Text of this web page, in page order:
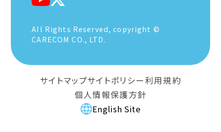
All Rights Reserved, copyright ©
CARECOM CO., LTD.
サイトマップサイトポリシー利用規約
個人情報保護方針
English Site